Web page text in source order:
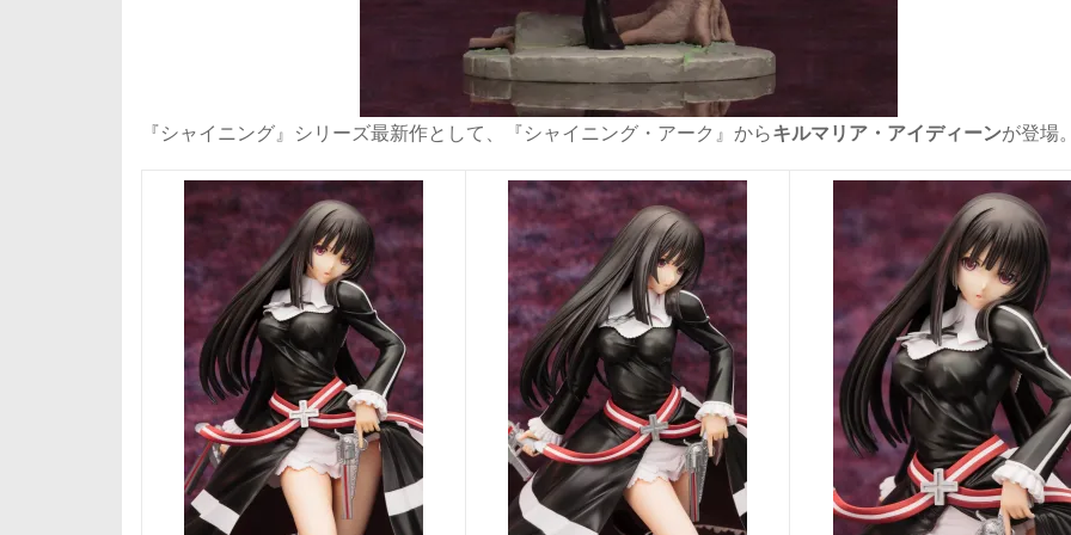
『シャイニング』シリーズ最新作として、『シャイニング・アーク』からキルマリア・アイディーンが登場